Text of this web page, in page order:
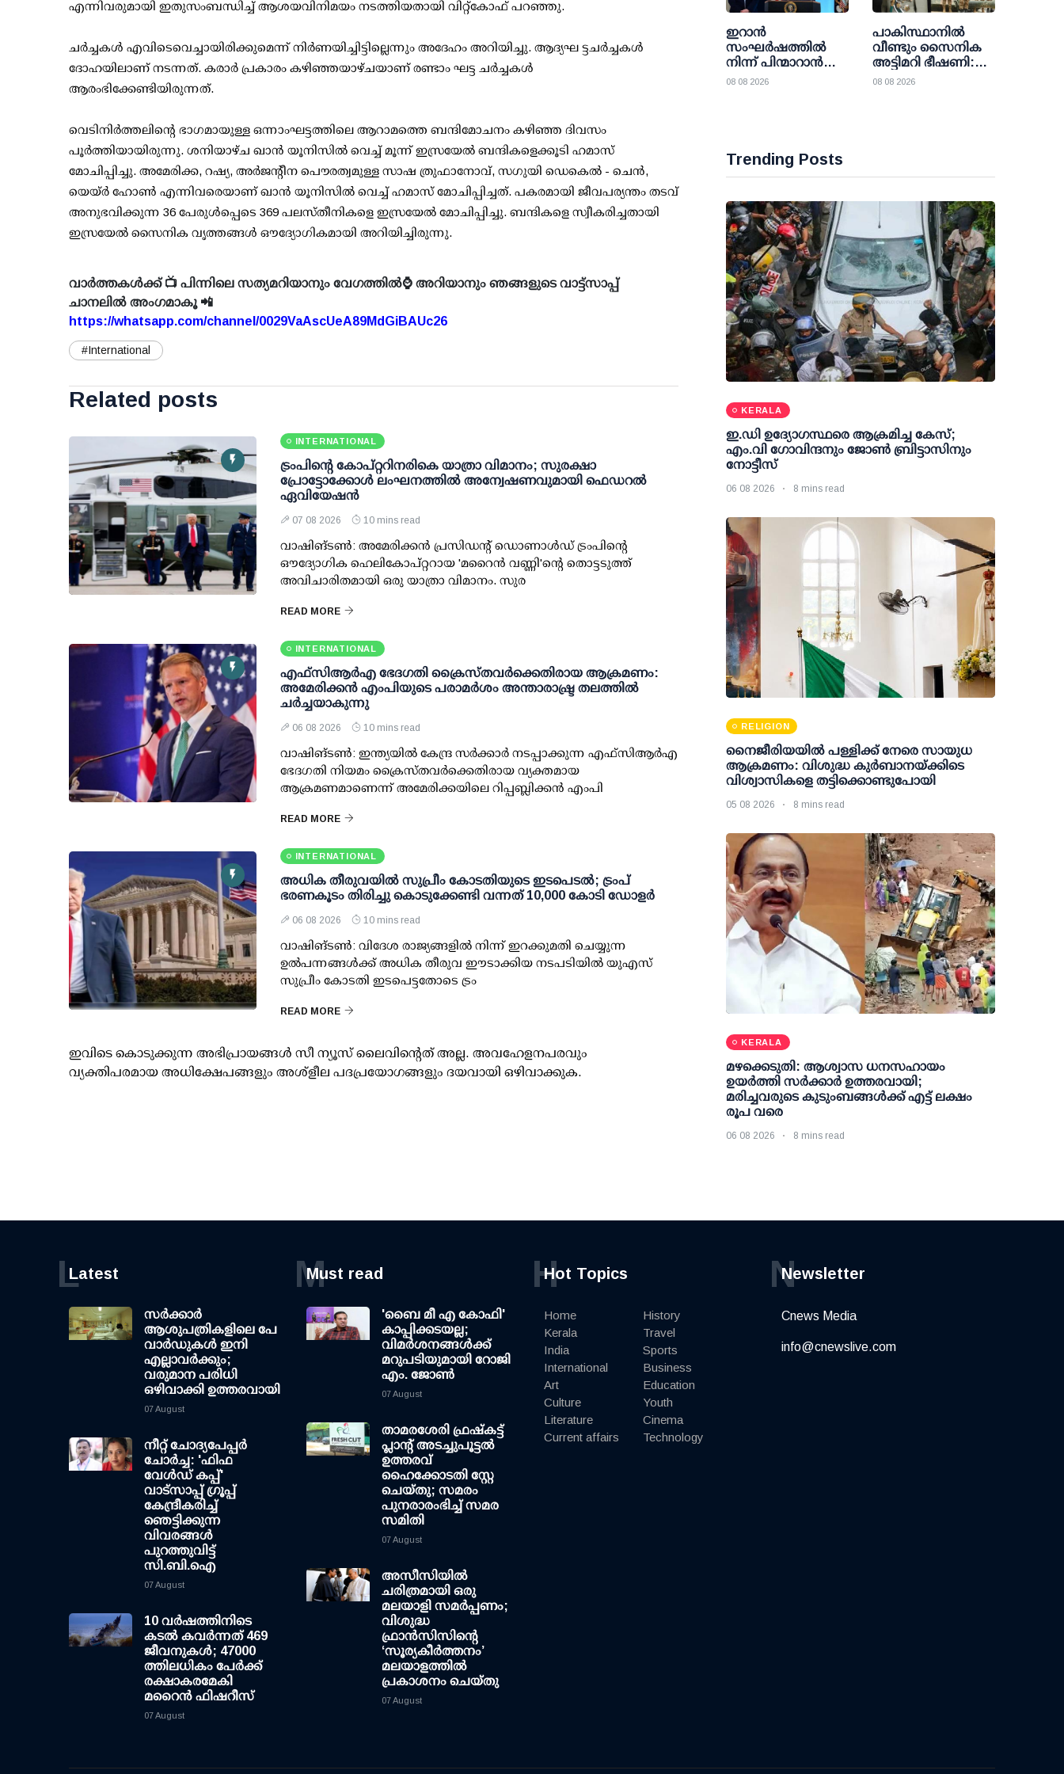
എന്നിവരുമായി ഇതുസംബന്ധിച്ച് ആശയവിനിമയം നടത്തിയതായി വിറ്റ്‌കോഫ് പറഞ്ഞു.
ചർച്ചകള്‍ എവിടെവെച്ചായിരിക്കുമെന്ന് നിർണയിച്ചിട്ടില്ലെന്നും അദേഹം അറിയിച്ചു. ആദ്യഘ ട്ടചർച്ചകള്‍
ദോഹയിലാണ് നടന്നത്. കരാർ പ്രകാരം കഴിഞ്ഞയാഴ്ചയാണ് രണ്ടാം ഘട്ട ചർച്ചകൾ
ആരംഭിക്കേണ്ടിയിരുന്നത്.
വെടിനിർത്തലിൻ്റെ ഭാഗമായുള്ള ഒന്നാംഘട്ടത്തിലെ ആറാമത്തെ ബന്ദിമോചനം കഴിഞ്ഞ ദിവസം
പൂർത്തിയായിരുന്നു. ശനിയാഴ്ച ഖാൻ യൂനിസിൽ വെച്ച് മൂന്ന് ഇസ്രയേൽ ബന്ദികളെക്കൂടി ഹമാസ്
മോചിപ്പിച്ചു. അമേരിക്ക, റഷ്യ, അർജൻ്റീന പൌരത്വമുള്ള സാഷ ത്രുഫാനോവ്, സഗുയി ഡെകെൽ - ചെൻ,
യെയ്ർ ഹോൺ എന്നിവരെയാണ് ഖാൻ യൂനിസിൽ വെച്ച് ഹമാസ് മോചിപ്പിച്ചത്. പകരമായി ജീവപര്യന്തം തടവ്
അനുഭവിക്കുന്ന 36 പേരുൾപ്പെടെ 369 പലസ്തീനികളെ ഇസ്രയേൽ മോചിപ്പിച്ചു. ബന്ദികളെ സ്വീകരിച്ചതായി
ഇസ്രയേൽ സൈനിക വൃത്തങ്ങൾ ഔദ്യോഗികമായി അറിയിച്ചിരുന്നു.
വാർത്തകൾക്ക് 📺 പിന്നിലെ സത്യമറിയാനും വേഗത്തിൽ⌚ അറിയാനും ഞങ്ങളുടെ വാട്ട്സാപ്പ്
ചാനലിൽ അംഗമാകൂ 📲
https://whatsapp.com/channel/0029VaAscUeA89MdGiBAUc26
#International
Related posts
INTERNATIONAL
ട്രംപിന്റെ കോപ്റ്ററിനരികെ യാത്രാ വിമാനം; സുരക്ഷാ
പ്രോട്ടോക്കോള്‍ ലംഘനത്തില്‍ അന്വേഷണവുമായി ഫെഡറല്‍
ഏവിയേഷന്‍
07 08 2026 10 mins read
വാഷിങ്ടണ്‍: അമേരിക്കന്‍ പ്രസിഡന്റ് ഡൊണാള്‍ഡ് ട്രംപിന്റെ
ഔദ്യോഗിക ഹെലികോപ്റ്ററായ 'മറൈന്‍ വണ്ണി'ന്റെ തൊട്ടടുത്ത്
അവിചാരിതമായി ഒരു യാത്രാ വിമാനം. സുര
READ MORE
INTERNATIONAL
എഫ്‌സി‌ആര്‍‌എ ഭേദഗതി ക്രൈസ്തവർക്കെതിരായ ആക്രമണം:
അമേരിക്കൻ എംപിയുടെ പരാമർശം അന്താരാഷ്ട്ര തലത്തിൽ
ചർച്ചയാകുന്നു
06 08 2026 10 mins read
വാഷിങ്ടൺ: ഇന്ത്യയിൽ കേന്ദ്ര സർക്കാർ നടപ്പാക്കുന്ന എഫ്സിആർഎ
ഭേദഗതി നിയമം ക്രൈസ്തവർക്കെതിരായ വ്യക്തമായ
ആക്രമണമാണെന്ന് അമേരിക്കയിലെ റിപ്പബ്ലിക്കൻ എംപി
READ MORE
INTERNATIONAL
അധിക തീരുവയില്‍ സുപ്രീം കോടതിയുടെ ഇടപെടല്‍; ട്രംപ്
ഭരണകൂടം തിരിച്ചു കൊടുക്കേണ്ടി വന്നത് 10,000 കോടി ഡോളര്‍
06 08 2026 10 mins read
വാഷിങ്ടണ്‍: വിദേശ രാജ്യങ്ങളില്‍ നിന്ന് ഇറക്കുമതി ചെയ്യുന്ന
ഉല്‍പന്നങ്ങള്‍ക്ക് അധിക തീരുവ ഈടാക്കിയ നടപടിയില്‍ യുഎസ്
സുപ്രീം കോടതി ഇടപെട്ടതോടെ ട്രം
READ MORE
ഇവിടെ കൊടുക്കുന്ന അഭിപ്രായങ്ങള്‍ സീ ന്യൂസ് ലൈവിന്റെത് അല്ല. അവഹേളനപരവും
വ്യക്തിപരമായ അധിക്ഷേപങ്ങളും അശ്‌ളീല പദപ്രയോഗങ്ങളും ദയവായി ഒഴിവാക്കുക.
ഇറാന്‍
സംഘര്‍ഷത്തില്‍
നിന്ന് പിന്മാറാന്‍
യു.എസ് നീക്കം;
08 08 2026
പാകിസ്ഥാനില്‍
വീണ്ടും സൈനിക
അട്ടിമറി ഭീഷണി:
അസിം മുനീറിന്റെ
08 08 2026
Trending Posts
KERALA
ഇ.ഡി ഉദ്യോഗസ്ഥരെ ആക്രമിച്ച കേസ്;
എം.വി ഗോവിന്ദനും ജോണ്‍ ബ്രിട്ടാസിനും
നോട്ടീസ്
06 08 2026 8 mins read
RELIGION
നൈജീരിയയിൽ പള്ളിക്ക് നേരെ സായുധ
ആക്രമണം: വിശുദ്ധ കുർബാനയ്ക്കിടെ
വിശ്വാസികളെ തട്ടിക്കൊണ്ടുപോയി
05 08 2026 8 mins read
KERALA
മഴക്കെടുതി: ആശ്വാസ ധനസഹായം
ഉയര്‍ത്തി സര്‍ക്കാര്‍ ഉത്തരവായി;
മരിച്ചവരുടെ കുടുംബങ്ങള്‍ക്ക് എട്ട് ലക്ഷം
രൂപ വരെ
06 08 2026 8 mins read
Latest
L
സര്‍ക്കാര്‍
ആശുപത്രികളിലെ പേ
വാര്‍ഡുകള്‍ ഇനി
എല്ലാവര്‍ക്കും;
വരുമാന പരിധി
ഒഴിവാക്കി ഉത്തരവായി
07 August
നീറ്റ് ചോദ്യപേപ്പര്‍
ചോര്‍ച്ച: 'ഫിഫ
വേള്‍ഡ് കപ്പ്'
വാട്സാപ്പ് ഗ്രൂപ്പ്
കേന്ദ്രീകരിച്ച്
ഞെട്ടിക്കുന്ന
വിവരങ്ങള്‍
പുറത്തുവിട്ട്
സി.ബി.ഐ
07 August
10 വര്‍ഷത്തിനിടെ
കടല്‍ കവര്‍ന്നത് 469
ജീവനുകള്‍; 47000
ത്തിലധികം പേര്‍ക്ക്
രക്ഷാകരമേകി
മറൈന്‍ ഫിഷറീസ്
07 August
Must read
M
'ബൈ മീ എ കോഫി'
കാപ്പിക്കടയല്ല;
വിമര്‍ശനങ്ങള്‍ക്ക്
മറുപടിയുമായി റോജി
എം. ജോണ്‍
07 August
താമരശേരി ഫ്രഷ്കട്ട്
പ്ലാന്റ് അടച്ചുപൂട്ടൽ
ഉത്തരവ്
ഹൈക്കോടതി സ്റ്റേ
ചെയ്തു; സമരം
പുനരാരംഭിച്ച് സമര
സമിതി
07 August
അസീസിയിൽ
ചരിത്രമായി ഒരു
മലയാളി സമർപ്പണം;
വിശുദ്ധ
ഫ്രാൻസിസിന്റെ
‘സൂര്യകീർത്തനം’
മലയാളത്തിൽ
പ്രകാശനം ചെയ്തു
07 August
Hot Topics
H
Home
Kerala
India
International
Art
Culture
Literature
Current affairs
History
Travel
Sports
Business
Education
Youth
Cinema
Technology
Newsletter
N
Cnews Media
info@cnewslive.com